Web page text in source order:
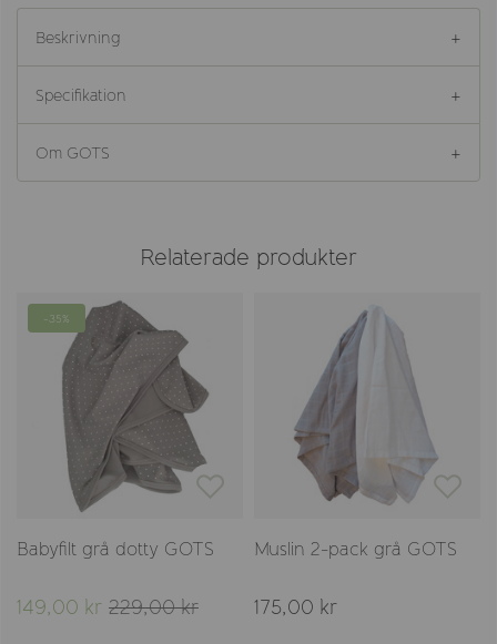
Beskrivning
Specifikation
Om GOTS
Relaterade produkter
-35%
Babyfilt grå dotty GOTS
149,00 kr 229,00 kr
Muslin 2-pack grå GOTS
175,00 kr